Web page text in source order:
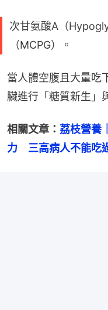
次甘氨酸A（
（MCPG）。
當人體空腹且大量吃
臟進行「糖質新生」
相關文章： 荔枝營養
力　三高病人不能吃